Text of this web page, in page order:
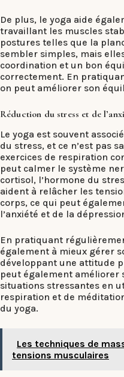
De plus, le yoga aide
travaillant les muscles
postures telles que la
sembler simples, mais
coordination et un bon
correctement. En
on peut améliorer son
Réduction du stress et de
Le yoga est souvent
du stress, et ce n’est pas
exercices de respiration
peut calmer le système
cortisol, l’hormone du
aident à relâcher les
corps, ce qui peut
l’anxiété et de la
En pratiquant
également à mieux gérer
développant une attitude
peut également améliorer
situations stressantes en
respiration et de
du yoga.
Les techniques de
tensions musculaires